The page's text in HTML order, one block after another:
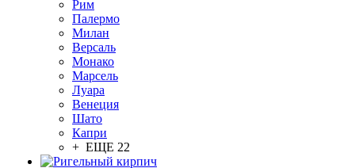
Рим
Палермо
Милан
Версаль
Монако
Марсель
Луара
Венеция
Шато
Капри
+ ЕЩЕ 22